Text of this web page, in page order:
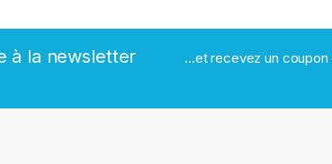
à la newsletter ...et recevez un coupon